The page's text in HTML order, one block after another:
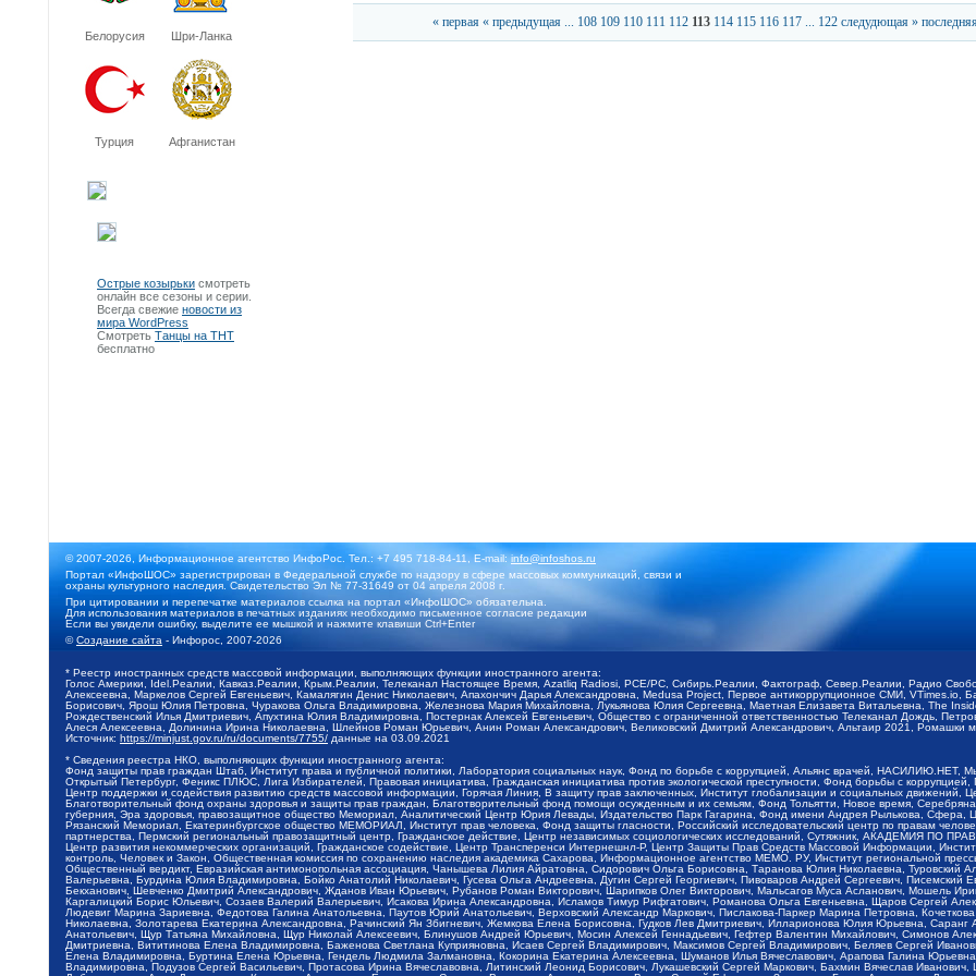
Белорусия Шри-Ланка
Турция Афганистан
Острые козырьки смотреть
онлайн все сезоны и серии.
Всегда свежие новости из
мира WordPress
Смотреть Танцы на ТНТ
бесплатно
« первая « предыдущая ... 108 109 110 111 112 113 114 115 116 117 ... 122 следудющая »
© 2007-2026, Информационное агентство ИнфоРос. Тел.: +7 495 718-84-11, E-mail:info@infoshos.ru
Портал «ИнфоШОС» зарегистрирован в Федеральной службе по надзору в сфере массовых коммуникаций, связи и
охраны культурного наследия. Свидетельство Эл № 77-31649 от 04 апреля 2008 г.
При цитировании и перепечатке материалов ссылка на портал «ИнфоШОС» обязательна.
Для использования материалов в печатных изданиях необходимо письменное согласие редакции
Если вы увидели ошибку, выделите ее мышкой и нажмите клавиши Ctrl+Enter
©Создание сайта - Инфорос, 2007-2026
* Реестр иностранных средств массовой информации, выполняющих функции иностранного агента:
Голос Америки, Idel.Реалии, Кавказ.Реалии, Крым.Реалии, Телеканал Настоящее Время, Azatliq Radiosi, PCE/PC, Сибирь.Реалии, Фактограф, Север.Реалии, Радио
Алексеевна, Маркелов Сергей Евгеньевич, Камалягин Денис Николаевич, Апахончич Дарья Александровна, Medusa Project, Первое антикоррупционное СМИ,
Борисович, Ярош Юлия Петровна, Чуракова Ольга Владимировна, Железнова Мария Михайловна, Лукьянова Юлия Сергеевна, Маетная Елизавета Витальевна, The
Рождественский Илья Дмитриевич, Апухтина Юлия Владимировна, Постернак Алексей Евгеньевич, Общество с ограниченной ответственностью Телеканал Дождь,
Алеся Алексеевна, Долинина Ирина Николаевна, Шлейнов Роман Юрьевич, Анин Роман Александрович, Великовский Дмитрий Александрович, Альтаир 2021, Ромашки
Источник: https://minjust.gov.ru/ru/documents/7755/ данные на 03.09.2021
* Сведения реестра НКО, выполняющих функции иностранного агента:
Фонд защиты прав граждан Штаб, Институт права и публичной политики, Лаборатория социальных наук, Фонд по борьбе с коррупцией, Альянс врачей,
Открытый Петербург, Феникс ПЛЮС, Лига Избирателей, Правовая инициатива, Гражданская инициатива против экологической преступности, Фонд борьбы с
Центр поддержки и содействия развитию средств массовой информации, Горячая Линия, В защиту прав заключенных, Институт глобализации и социальных
Благотворительный фонд охраны здоровья и защиты прав граждан, Благотворительный фонд помощи осужденным и их семьям, Фонд Тольятти, Новое время,
губерния, Эра здоровья, правозащитное общество Мемориал, Аналитический Центр Юрия Левады, Издательство Парк Гагарина, Фонд имени Андрея Рылькова,
Рязанский Мемориал, Екатеринбургское общество МЕМОРИАЛ, Институт прав человека, Фонд защиты гласности, Российский исследовательский центр по правам
партнерства, Пермский региональный правозащитный центр, Гражданское действие, Центр независимых социологических исследований, Сутяжник, АКАДЕМИЯ ПО
Центр развития некоммерческих организаций, Гражданское содействие, Центр Трансперенси Интернешнл-Р, Центр Защиты Прав Средств Массовой Информации,
контроль, Человек и Закон, Общественная комиссия по сохранению наследия академика Сахарова, Информационное агентство МЕМО. РУ, Институт региональной
Общественный вердикт, Евразийская антимонопольная ассоциация, Чанышева Лилия Айратовна, Сидорович Ольга Борисовна, Таранова Юлия Николаевна, Туровский
Валерьевна, Бурдина Юлия Владимировна, Бойко Анатолий Николаевич, Гусева Ольга Андреевна, Дугин Сергей Георгиевич, Пивоваров Андрей Сергеевич, Писемский
Бекханович, Шевченко Дмитрий Александрович, Жданов Иван Юрьевич, Рубанов Роман Викторович, Шарипков Олег Викторович, Мальсагов Муса Асланович, Мошель
Каргалицкий Борис Юльевич, Созаев Валерий Валерьевич, Исакова Ирина Александровна, Исламов Тимур Рифгатович, Романова Ольга Евгеньевна, Щаров Сергей
Людевиг Марина Зариевна, Федотова Галина Анатольевна, Паутов Юрий Анатольевич, Верховский Александр Маркович, Пислакова-Паркер Марина Петровна,
Николаевна, Золотарева Екатерина Александровна, Рачинский Ян Збигневич, Жемкова Елена Борисовна, Гудков Лев Дмитриевич, Илларионова Юлия Юрьевна,
Анатольевич, Щур Татьяна Михайловна, Щур Николай Алексеевич, Блинушов Андрей Юрьевич, Мосин Алексей Геннадьевич, Гефтер Валентин Михайлович, Симонов
Дмитриевна, Вититинова Елена Владимировна, Баженова Светлана Куприяновна, Исаев Сергей Владимирович, Максимов Сергей Владимирович, Беляев Сергей
Елена Владимировна, Буртина Елена Юрьевна, Гендель Людмила Залмановна, Кокорина Екатерина Алексеевна, Шуманов Илья Вячеславович, Арапова Галина
Владимировна, Подузов Сергей Васильевич, Протасова Ирина Вячеславовна, Литинский Леонид Борисович, Лукашевский Сергей Маркович, Бахмин Вячеслав